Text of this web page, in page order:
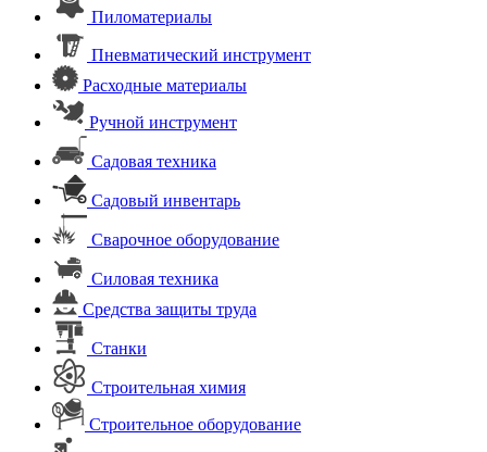
Пиломатериалы
Пневматический инструмент
Расходные материалы
Ручной инструмент
Садовая техника
Садовый инвентарь
Сварочное оборудование
Силовая техника
Средства защиты труда
Станки
Строительная химия
Строительное оборудование